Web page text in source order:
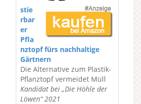
stie
rbar
er
Pfla
nztopf fürs nachhaltige
Gärtnern
Die Alternative zum Plastik-
Pflanztopf vermeidet Müll
Kandidat bei „Die Höhle der
Löwen“ 2021